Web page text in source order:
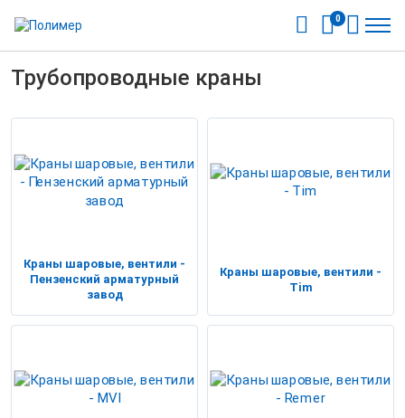
0
Трубопроводные краны
Краны шаровые, вентили -
Пензенский арматурный
завод
Краны шаровые, вентили -
Tim